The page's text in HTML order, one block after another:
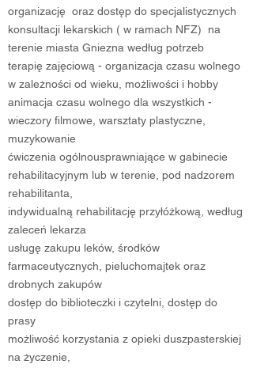
organizację oraz dostęp do specjalistycznych
konsultacji lekarskich ( w ramach NFZ) na
terenie miasta Gniezna według potrzeb
terapię zajęciową - organizacja czasu wolnego
w zależności od wieku, możliwości i hobby
animacja czasu wolnego dla wszystkich -
wieczory filmowe, warsztaty plastyczne,
muzykowanie
ćwiczenia ogólnousprawniające w gabinecie
rehabilitacyjnym lub w terenie, pod nadzorem
rehabilitanta,
indywidualną rehabilitację przyłóżkową, według
zaleceń lekarza
usługę zakupu leków, środków
farmaceutycznych, pieluchomajtek oraz
drobnych zakupów
dostęp do biblioteczki i czytelni, dostęp do
prasy
możliwość korzystania z opieki duszpasterskiej
na życzenie,